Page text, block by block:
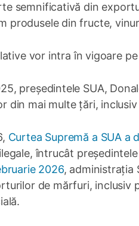
semnificativă din
produsele din fructe,
vor intra în vigoare pe
președintele SUA,
din mai multe țări,
Curtea Supremă a SUA a
întrucât
2026, administrația
de mărfuri, inclusiv